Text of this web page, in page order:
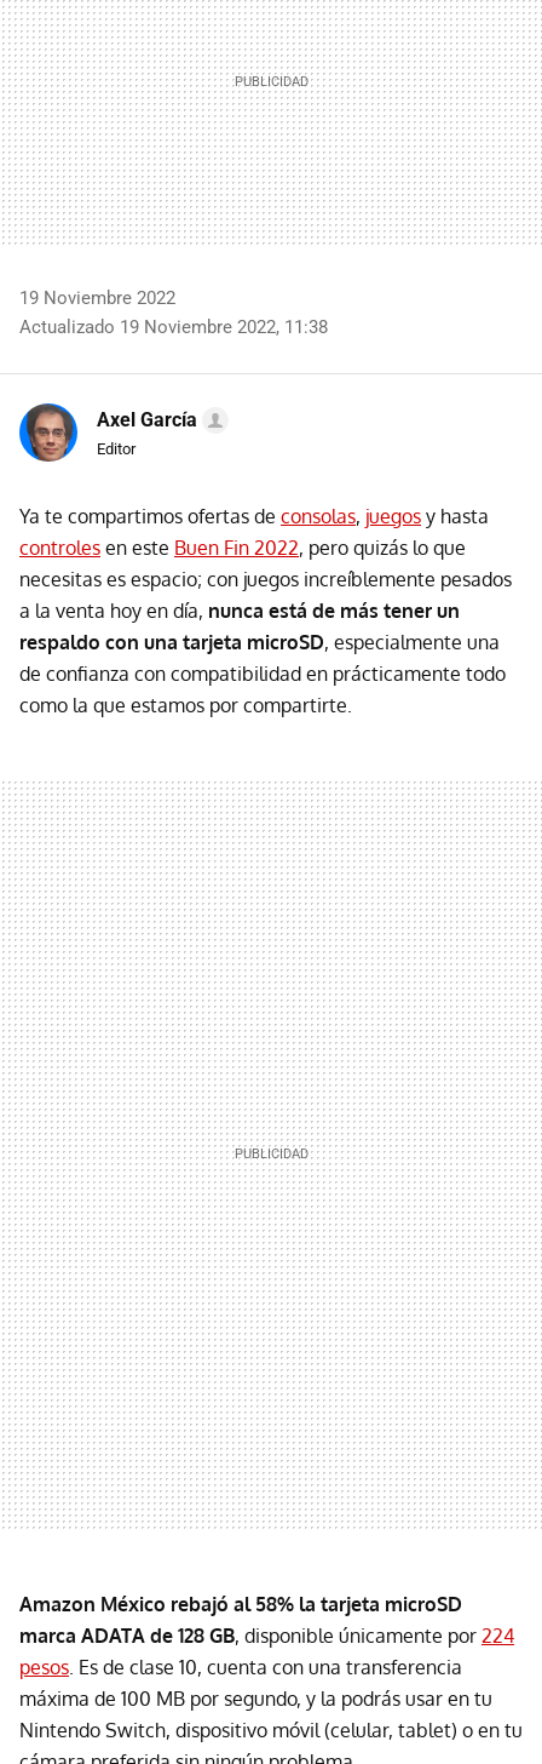
19 Noviembre 2022
Actualizado 19 Noviembre 2022, 11:38
Axel García
Editor
Ya te compartimos ofertas de consolas, juegos y hasta
controles en este Buen Fin 2022, pero quizás lo que
necesitas es espacio; con juegos increíblemente pesados
a la venta hoy en día, nunca está de más tener un
respaldo con una tarjeta microSD, especialmente una
de confianza con compatibilidad en prácticamente todo
como la que estamos por compartirte.
Amazon México rebajó al 58% la tarjeta microSD
marca ADATA de 128 GB, disponible únicamente por 224
pesos . Es de clase 10, cuenta con una transferencia
máxima de 100 MB por segundo, y la podrás usar en tu
Nintendo Switch, dispositivo móvil (celular, tablet) o en tu